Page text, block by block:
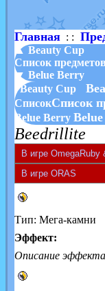
Главная: :
▲ Beauty Cup
Список предметов
▼ Belue Berry
Beauty Cup
СписокСписок
Belue Berry
Beedrillite
Тип: Мега-камни
Эффект:
Описание